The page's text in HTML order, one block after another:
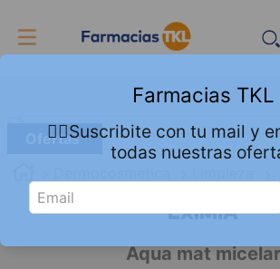
Ofertas
EXIMIA
Aqua mat micelar
Farmacias TKL
👇🏻Suscribite con tu mail y
todas nuestras